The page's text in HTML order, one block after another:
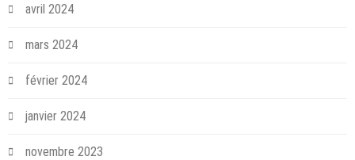
avril 2024
mars 2024
février 2024
janvier 2024
novembre 2023